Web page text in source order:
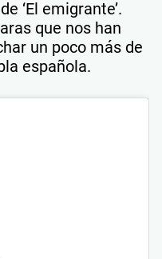
‘El emigrante’.
que nos han
un poco más de
española.